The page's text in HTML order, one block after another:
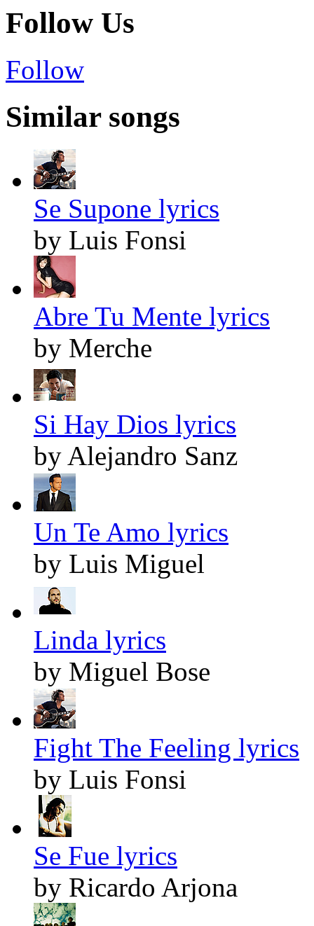
Follow Us
Follow
Similar songs
Se Supone lyrics
by Luis Fonsi
Abre Tu Mente lyrics
by Merche
Si Hay Dios lyrics
by Alejandro Sanz
Un Te Amo lyrics
by Luis Miguel
Linda lyrics
by Miguel Bose
Fight The Feeling lyrics
by Luis Fonsi
Se Fue lyrics
by Ricardo Arjona